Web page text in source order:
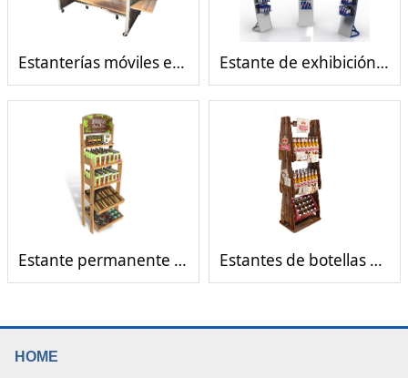
Estanterías móviles en forma de H con gancho Estante de exhibición de bebidas funcionales de 6 pisos
Estante permanente de exhibición de madera Estantes de botellas de bebidas de madera antiguas respetuosas con el medio ambiente y la salud
HOME